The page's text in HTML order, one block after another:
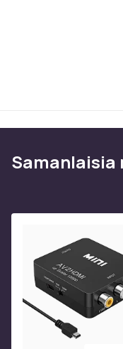
Osanumero:
Tarjottu osa on
Samanlaisia